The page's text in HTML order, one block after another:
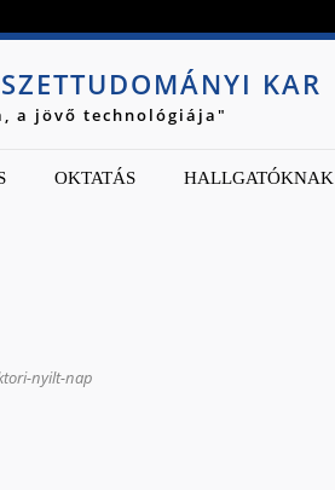
KAR
a jövő technológiája"
OKTATÁS HALLGATÓKNAK
nyilt-nap